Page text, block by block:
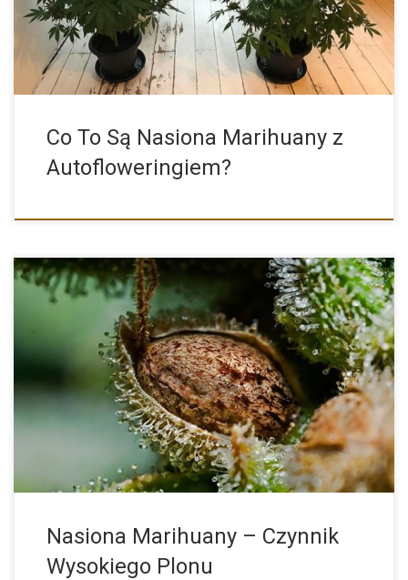
Co To Są Nasiona Marihuany z
Autofloweringiem?
Najważniejszym czynnikiem niezbędnym dla uzyskania wysokich
plonów, dobrego jakościowo cannabisu […]
Nasiona Marihuany – Czynnik
Wysokiego Plonu